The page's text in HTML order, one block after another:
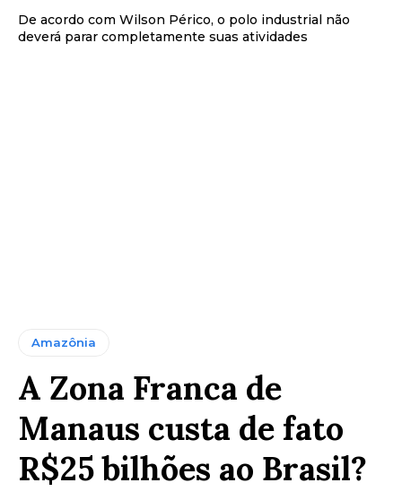
De acordo com Wilson Périco, o polo industrial não
deverá parar completamente suas atividades
Amazônia
A Zona Franca de
Manaus custa de fato
R$25 bilhões ao Brasil?